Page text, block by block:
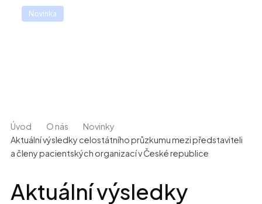
Novinka
Úvod O nás
Novinky
Aktuální výsledky celostátního průzkumu mezi představiteli
a členy pacientských organizací v České republice
Aktuální výsledky